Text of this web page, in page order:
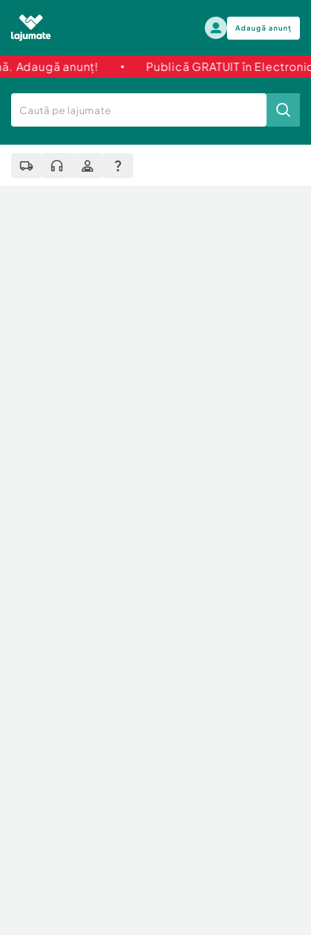
Adaugă anunț
anunț! Publică GRATUIT în Electronice și